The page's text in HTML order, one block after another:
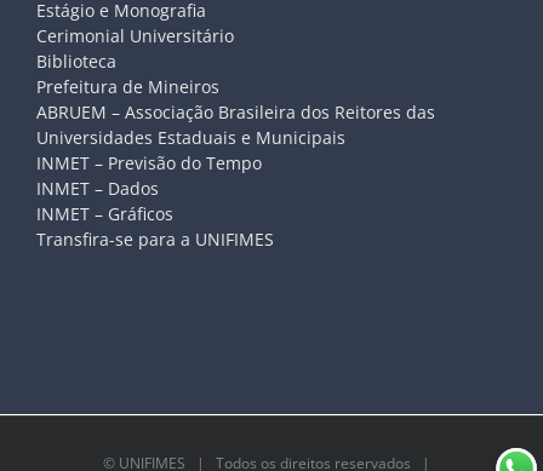
Estágio e Monografia
Cerimonial Universitário
Biblioteca
Prefeitura de Mineiros
ABRUEM – Associação Brasileira dos Reitores das
Universidades Estaduais e Municipais
INMET – Previsão do Tempo
INMET – Dados
INMET – Gráficos
Transfira-se para a UNIFIMES
© UNIFIMES | Todos os direitos reservados |